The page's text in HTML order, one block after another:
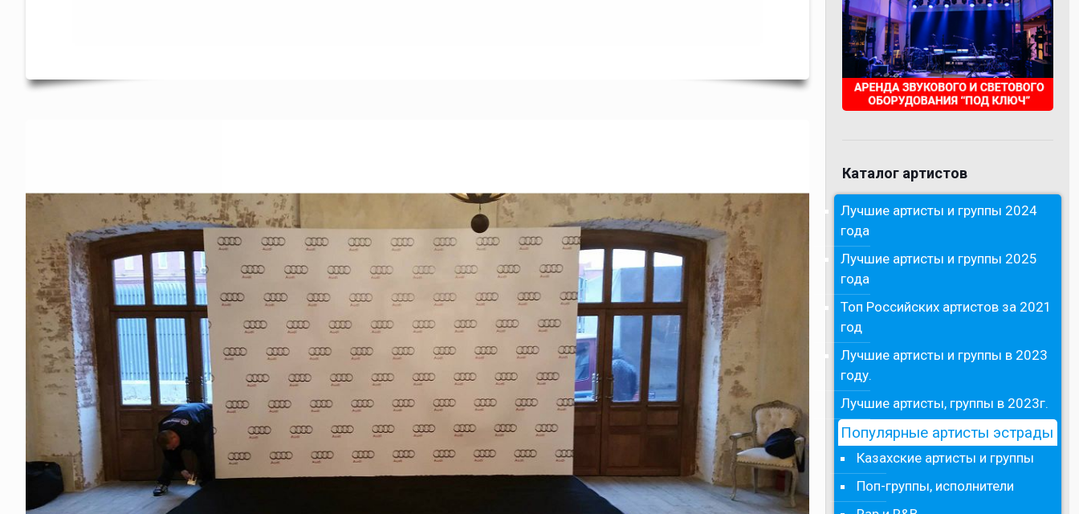
Каталог артистов
Лучшие артисты и группы 2024
года
Лучшие артисты и группы 2025
года
Топ Российских артистов за 2021
год
Лучшие артисты и группы в 2023
году.
Лучшие артисты, группы в 2023г.
Популярные артисты эстрады
Казахские артисты и группы
Поп-группы, исполнители